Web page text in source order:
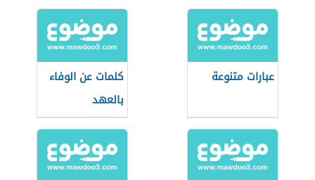
عبارات متنوعة
كلمات عن الوفاء
بالعهد